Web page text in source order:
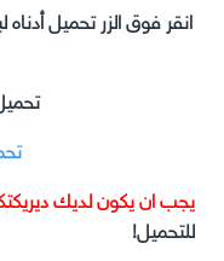
انقر فوق الزر تحميل
يجب ان يكون لديك
للتحميل!